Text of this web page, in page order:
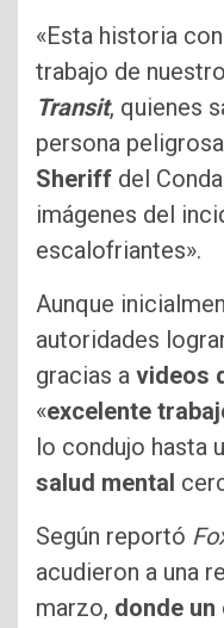
«Esta historia
trabajo de
Transit, quienes
persona
Sheriff del
imágenes del
escalofriantes».
Aunque
autoridades
gracias a videos
«excelente
lo condujo hasta
salud mental
Según reportó
acudieron a una
marzo, donde